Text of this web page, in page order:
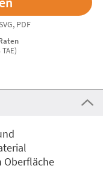
PDF
Oberfläche